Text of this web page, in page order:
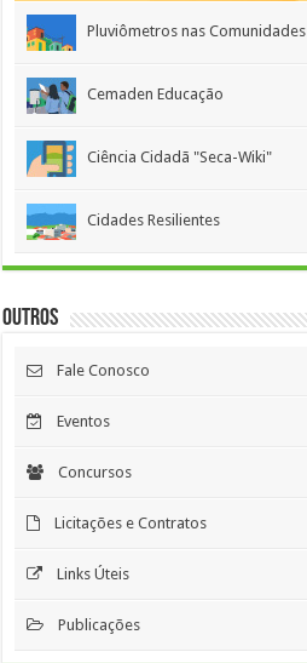
Pluviômetros nas Comunidades
Cemaden Educação
Ciência Cidadã "Seca-Wiki"
Cidades Resilientes
Outros
Fale Conosco
Eventos
Concursos
Licitações e Contratos
Links Úteis
Publicações